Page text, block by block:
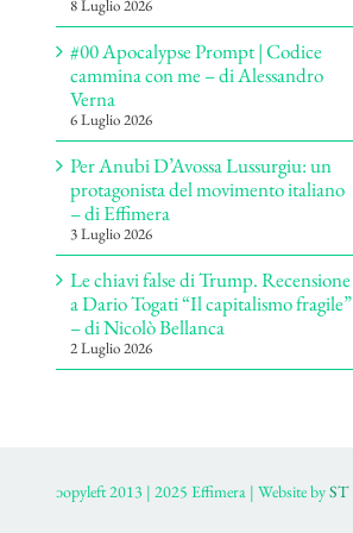
8 Luglio 2026
#00 Apocalypse Prompt | Codice
cammina con me – di Alessandro
Verna
6 Luglio 2026
Per Anubi D’Avossa Lussurgiu: un
protagonista del movimento italiano
– di Effimera
3 Luglio 2026
Le chiavi false di Trump. Recensione
a Dario Togati “Il capitalismo fragile”
– di Nicolò Bellanca
2 Luglio 2026
ɔopyleft 2013 | 2025 Effimera | Website byST